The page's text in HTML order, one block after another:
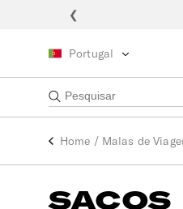
❮
Portugal
Home / Malas de
SACOS